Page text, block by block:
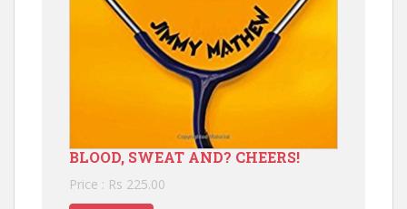
BLOOD, SWEAT AND? CHEERS!
Price : Rs 225.00